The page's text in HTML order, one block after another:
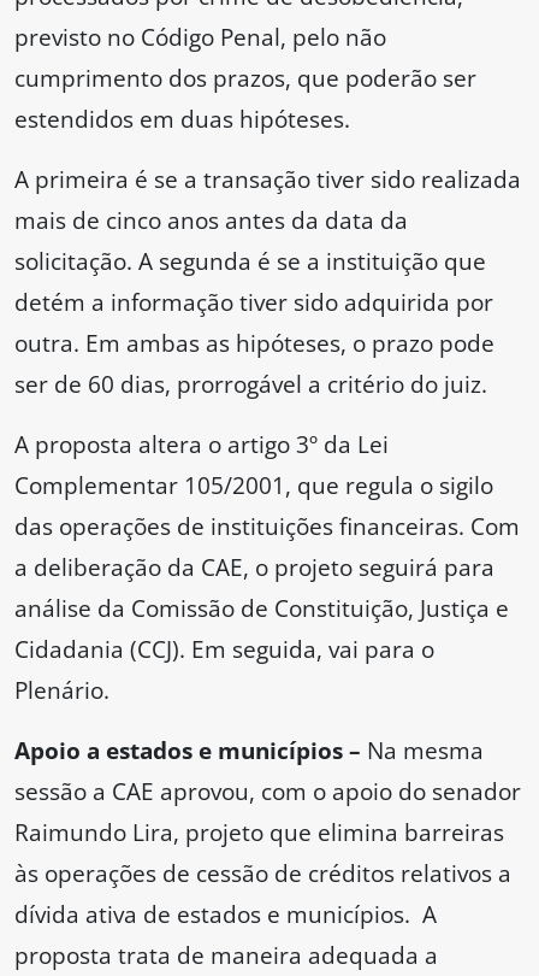
previsto no Código Penal, pelo não
cumprimento dos prazos, que poderão ser
estendidos em duas hipóteses.
A primeira é se a transação tiver sido realizada
mais de cinco anos antes da data da
solicitação. A segunda é se a instituição que
detém a informação tiver sido adquirida por
outra. Em ambas as hipóteses, o prazo pode
ser de 60 dias, prorrogável a critério do juiz.
A proposta altera o artigo 3º da Lei
Complementar 105/2001, que regula o sigilo
das operações de instituições financeiras. Com
a deliberação da CAE, o projeto seguirá para
análise da Comissão de Constituição, Justiça e
Cidadania (CCJ). Em seguida, vai para o
Plenário.
Apoio a estados e municípios – Na mesma
sessão a CAE aprovou, com o apoio do senador
Raimundo Lira, projeto que elimina barreiras
às operações de cessão de créditos relativos a
dívida ativa de estados e municípios. A
proposta trata de maneira adequada a